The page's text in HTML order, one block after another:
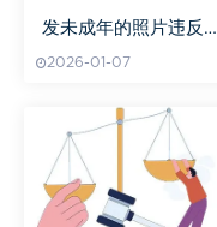
发未成年的照片违反了
2026-01-07